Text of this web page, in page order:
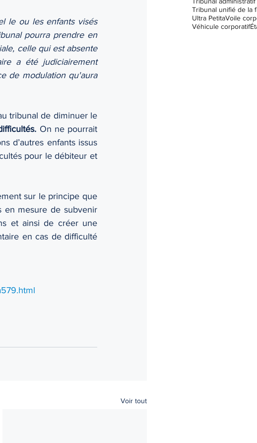
le ou les enfants visés
pourra prendre en
celle qui est absente
a été judiciairement
de modulation qu'aura
tribunal de diminuer le
On ne pourrait
d’autres enfants issus
pour le débiteur et
sur le principe que
en mesure de subvenir
et ainsi de créer une
en cas de difficulté
Voir tout
Tribunal unifié de la
Ultra PetitaVoile
Véhicule corporatif